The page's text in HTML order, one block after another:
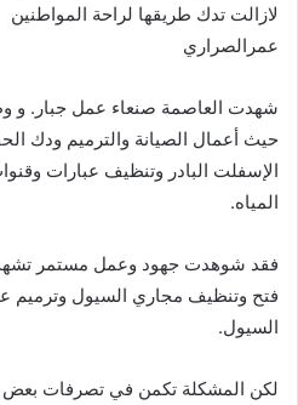
لازالت تدك طريقها لراحة المواطنين
عمرالصراري
شهدت العاصمة صنعاء عمل جبار. و
حيث أعمال الصيانة والترميم ودك
الإسفلت البادر وتنظيف عبارات
المياه.
فقد شوهدت جهود وعمل مستمر
فتح وتنظيف مجاري السيول وترميم
السيول.
لكن المشكلة تكمن في تصرفات بعض